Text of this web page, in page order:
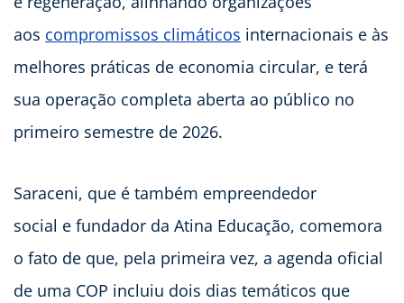
aos compromissos climáticos internacionais e às
melhores práticas de economia circular, e terá
sua operação completa aberta ao público no
primeiro semestre de 2026.
Saraceni, que é também empreendedor
social e fundador da Atina Educação, comemora
o fato de que, pela primeira vez, a agenda oficial
de uma COP incluiu dois dias temáticos que